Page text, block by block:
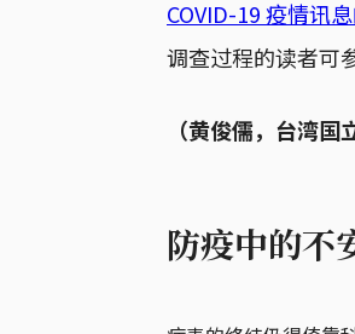
COVID-19 疫情讯
调查过程的读者可
（黄俊儒，台湾国
防疫中的不